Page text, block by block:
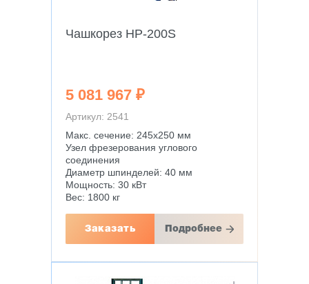
Чашкорез HP-200S
5 081 967 ₽
Артикул: 2541
Макс. сечение: 245х250 мм
Узел фрезерования углового
соединения
Диаметр шпинделей: 40 мм
Мощность: 30 кВт
Вес: 1800 кг
Заказать Подробнее